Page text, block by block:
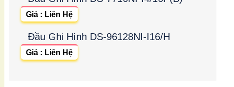
Giá : Liên Hệ
Đầu Ghi Hình DS-96128NI-I16/H
Giá : Liên Hệ